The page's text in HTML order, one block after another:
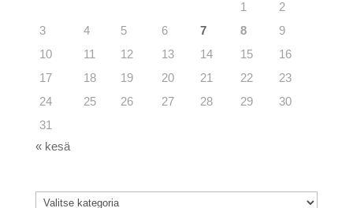
1
2
3
4 5 6 7 8
9
10
11 12 13 14 15
16
17
18 19 20 21 22
23
24
25 26 27 28 29
30
31
« kesä
Kategoriat